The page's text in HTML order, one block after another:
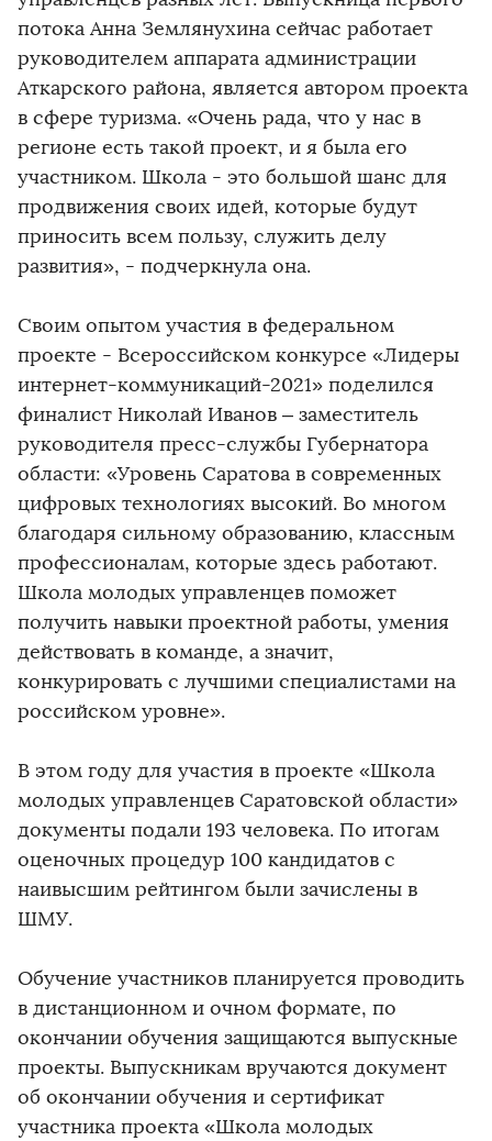
потока Анна Землянухина сейчас работает
руководителем аппарата администрации
Аткарского района, является автором проекта
в сфере туризма. «Очень рада, что у нас в
регионе есть такой проект, и я была его
участником. Школа - это большой шанс для
продвижения своих идей, которые будут
приносить всем пользу, служить делу
развития», - подчеркнула она.
Своим опытом участия в федеральном
проекте - Всероссийском конкурсе «Лидеры
интернет-коммуникаций-2021» поделился
финалист Николай Иванов – заместитель
руководителя пресс-службы Губернатора
области: «Уровень Саратова в современных
цифровых технологиях высокий. Во многом
благодаря сильному образованию, классным
профессионалам, которые здесь работают.
Школа молодых управленцев поможет
получить навыки проектной работы, умения
действовать в команде, а значит,
конкурировать с лучшими специалистами на
российском уровне».
В этом году для участия в проекте «Школа
молодых управленцев Саратовской области»
документы подали 193 человека. По итогам
оценочных процедур 100 кандидатов с
наивысшим рейтингом были зачислены в
ШМУ.
Обучение участников планируется проводить
в дистанционном и очном формате, по
окончании обучения защищаются выпускные
проекты. Выпускникам вручаются документ
об окончании обучения и сертификат
участника проекта «Школа молодых